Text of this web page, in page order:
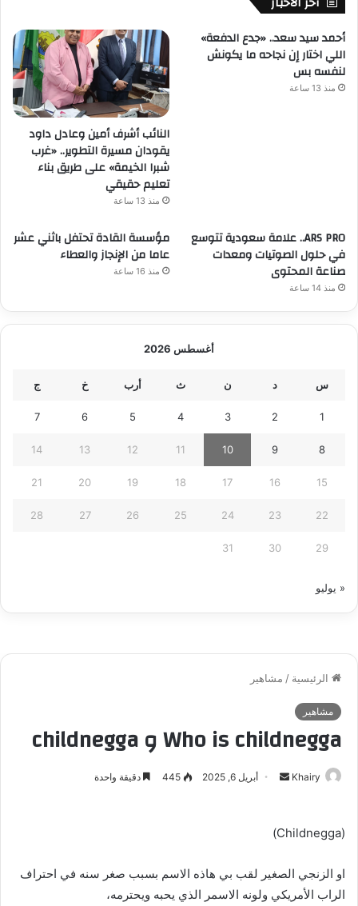
أحمد سيد سعد.. «جدع الدفعة»
اللي اختار إن نجاحه ما يكونش
لنفسه بس
منذ 13 ساعة
النائب أشرف أمين وعادل داود
يقودان مسيرة التطوير.. «غرب
شبرا الخيمة» على طريق بناء
تعليم حقيقي
منذ 13 ساعة
ARS PRO.. علامة سعودية تتوسع
في حلول الصوتيات ومعدات
صناعة المحتوى
منذ 14 ساعة
مؤسسة القادة تحتفل باثني عشر
عاما من الإنجاز والعطاء
منذ 16 ساعة
أغسطس 2026
س د ن ث أرب خ ج
1
2
3
4
5
6
7
8
9
10
11
12
13
14
15
16
17
18
19
20
21
22
23
24
25
26
27
28
29
30
31
« يوليو